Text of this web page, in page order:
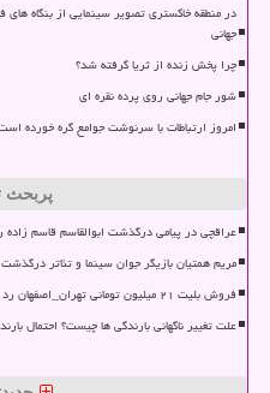
در منطقه خاکستری تصویر سینمایی از بنگاه
جهانی
چرا پخش زنده از ثریا گرفته شد؟
شور جام جهانی روی پرده نقره ای
امروز ارتباطات با سرنوشت جوامع گره خورده
پربحث
عراقچی در پیامی درگذشت ابوالقاسم قاسم
مریم همتیان بازیگر جوان سینما و تئاتر درگذشت
فروش بلیت ۲۱ میلیون تومانی تهران_اصفهان رد شد
علت تغییر ناگهانی بارندگی ها چیست؟ احتمال